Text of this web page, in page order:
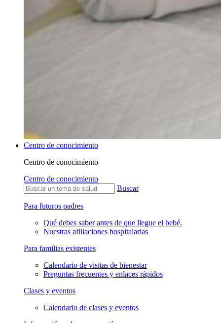
Centro de conocimiento
Centro de conocimiento
Centro de conocimiento
Buscar
Para futuros padres
Qué debes saber antes de que llegue el bebé.
Nuestras afiliaciones hospitalarias
Para familias existentes
Calendario de visitas de bienestar
Preguntas frecuentes y enlaces rápidos
Clases y eventos
Calendario de clases y eventos